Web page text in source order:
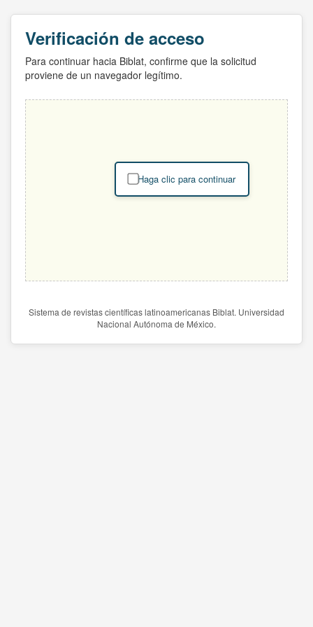
Verificación de acceso
Para continuar hacia Biblat, confirme que la solicitud
proviene de un navegador legítimo.
Haga clic para continuar
Sistema de revistas científicas latinoamericanas Biblat. Universidad
Nacional Autónoma de México.